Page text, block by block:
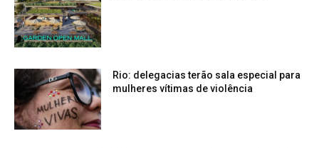
Rio: delegacias terão sala especial para
mulheres vítimas de violência